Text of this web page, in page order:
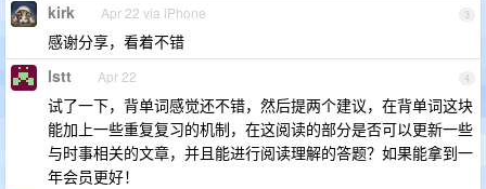
3
kirk Apr 22 via iPhone
感谢分享，看着不错
4
lstt Apr 22
试了一下，背单词感觉还不错，然后提两个建议，在背单词这块
能加上一些重复复习的机制，在这阅读的部分是否可以更新一些
与时事相关的文章，并且能进行阅读理解的答题？如果能拿到一
年会员更好！